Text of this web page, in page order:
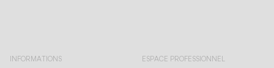
INFORMATIONS ESPACE PROFESSIONNEL